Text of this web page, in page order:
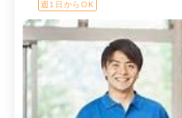
週1日からOK